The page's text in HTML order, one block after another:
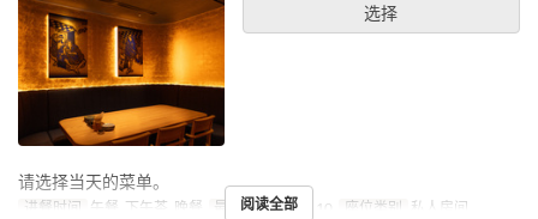
选择
请选择当天的菜单。
进餐时间 午餐, 下午茶, 晚餐 最大下单数 4 ~ 10 座位类别 私人房间
阅读全部